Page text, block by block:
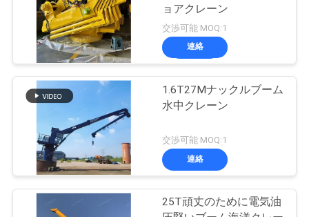
ョアクレーン
交渉可能 MOQ:1
連絡
1.6T27Mナックルブーム
水中クレーン
交渉可能 MOQ:1
連絡
25T頑丈のために電気油